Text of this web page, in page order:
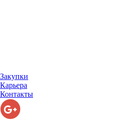
Закупки
Карьера
Контакты